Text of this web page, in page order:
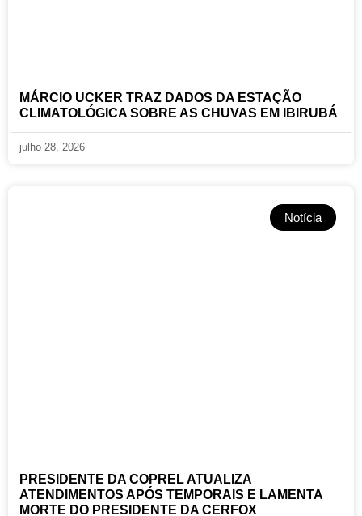
MÁRCIO UCKER TRAZ DADOS DA ESTAÇÃO
CLIMATOLÓGICA SOBRE AS CHUVAS EM IBIRUBÁ
julho 28, 2026
Notícia
PRESIDENTE DA COPREL ATUALIZA
ATENDIMENTOS APÓS TEMPORAIS E LAMENTA
MORTE DO PRESIDENTE DA CERFOX